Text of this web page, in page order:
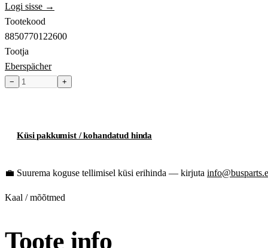
Logi sisse →
Tootekood
8850770122600
Tootja
Eberspächer
− +
Küsi pakkumist / kohandatud hinda
💼 Suurema koguse tellimisel küsi erihinda — kirjuta
Kaal / mõõtmed
Toote info